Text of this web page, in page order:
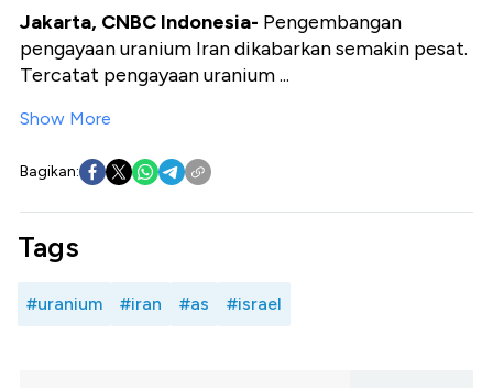
Jakarta, CNBC Indonesia- Pengembangan
pengayaan uranium Iran dikabarkan semakin pesat.
Tercatat pengayaan uranium ...
Show More
Bagikan:
Tags
#uranium #iran #as #israel